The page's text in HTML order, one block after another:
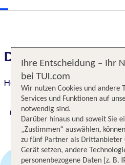
Das erwartet Sie
Hotel La Palma au Lac
Digitaler und
Ihre Entscheidung – Ihr
bei TUI.com
Wir nutzen Cookies und andere
Services und Funktionen auf
notwendig sind.
Darüber hinaus und soweit Sie
„Zustimmen“ auswählen,
zu fünf Partner als Drittanbieter
Gerät setzen, andere
personenbezogene Daten [z. B.